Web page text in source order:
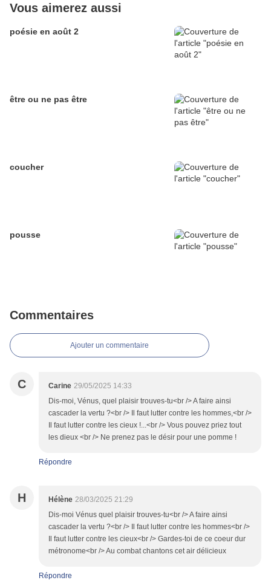
Vous aimerez aussi
poésie en août 2
être ou ne pas être
coucher
pousse
Commentaires
Ajouter un commentaire
C Carine 29/05/2025 14:33
Dis-moi, Vénus, quel plaisir trouves-tu<br /> A faire ainsi
cascader la vertu ?<br /> Il faut lutter contre les hommes,<br />
Il faut lutter contre les cieux !...<br /> Vous pouvez priez tout
les dieux <br /> Ne prenez pas le désir pour une pomme !
Répondre
H Hélène 28/03/2025 21:29
Dis-moi Vénus quel plaisir trouves-tu<br /> A faire ainsi
cascader la vertu ?<br /> Il faut lutter contre les hommes<br />
Il faut lutter contre les cieux<br /> Gardes-toi de ce coeur dur
métronome<br /> Au combat chantons cet air délicieux
Répondre